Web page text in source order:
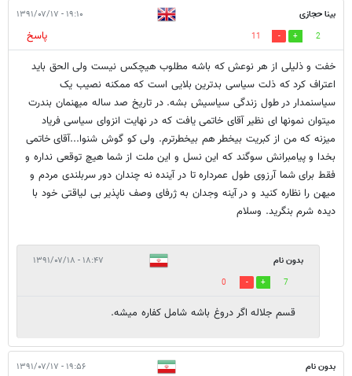
بینا حجازی ۱۹:۱۰ - ۱۳۹۱/۰۷/۱۷
2
11
پاسخ
خفت و ذلیلی از هر نوعش که باشه مطلوب هیچکس نیست ولی الحق باید
اعتراف کرد که ذلت سیاسی بدترین بلایی است که ممکنه نصیب یک
سیاسنمدار در طول زندگی سیاسیش بشه. در تاریخ صد ساله میهنمان بندرت
میتوان نمونها ای نظیر آقای خاتمی یافت که در نهایت انزوای سیاسی فریاد
میزنه که من از کبریت بیخطر هم بیخطرترم. ولی کو گوش شنوا...آقای خاتمی
بخدا و پیامبرانش سوگند که این نسل و این ملت از شما هیچ توقعی نداره و
فقط برای شما آرزوی طول عمرداره تا در آینده نه چندان دور سربلندی مردم و
میهن را نظاره کنید و در آینه وجدان به ژرفای وصف ناپذیر بی لیاقتی خود با
دیده شرم بنگرید. وسلام
بدون نام ۱۸:۴۷ - ۱۳۹۱/۰۷/۱۸
7
0
قسم جلاله اگر دروغ باشه شامل کفاره میشه.
بدون نام ۱۹:۵۶ - ۱۳۹۱/۰۷/۱۷